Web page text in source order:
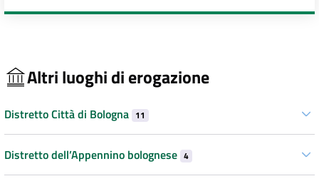
Altri luoghi di erogazione
Distretto Città di Bologna 11
Distretto dell’Appennino bolognese 4